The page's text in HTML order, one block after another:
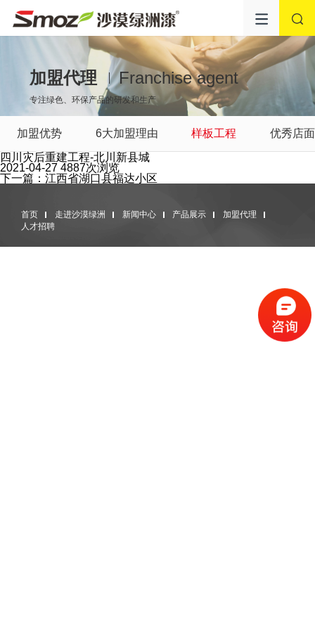
加盟代理 Franchise agent
专注绿色、环保产品的研发和生产
加盟优势 6大加盟理由 样板工程
优秀店面
四川灾后重建工程-北川新县城
2021-04-27 4887次浏览
下一篇：江西省湖口县福达小区
首页 走进沙漠绿洲 新闻中心 产品展示
加盟代理
人才招聘